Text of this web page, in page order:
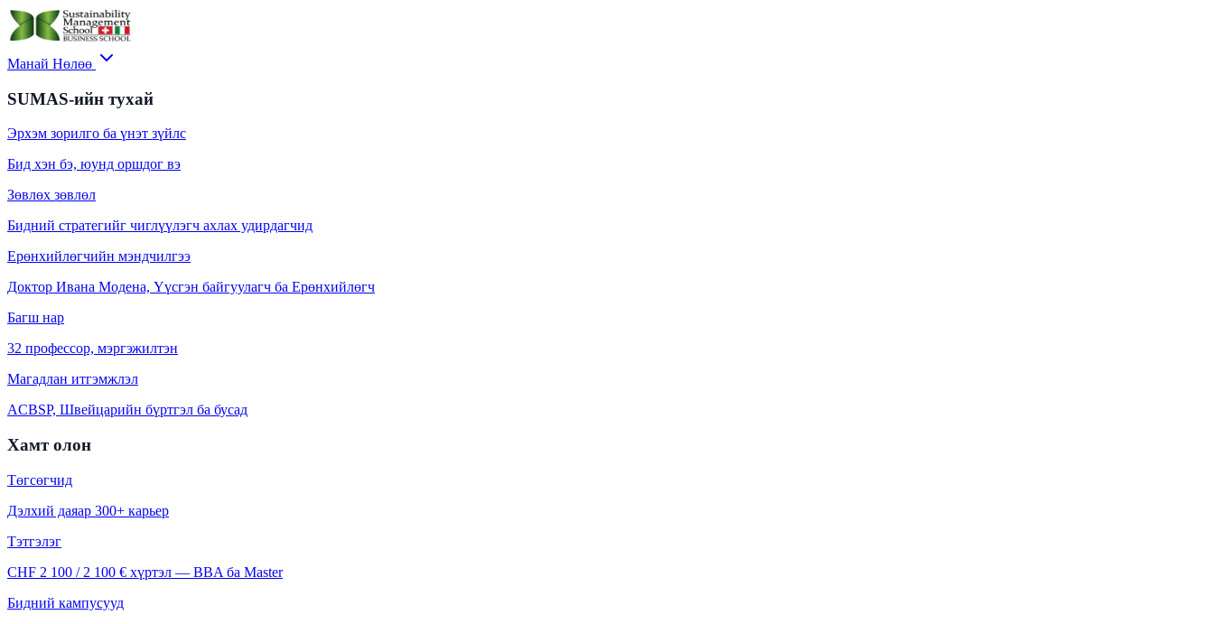
Манай Нөлөө
SUMAS-ийн тухай
Эрхэм зорилго ба үнэт зүйлс
Бид хэн бэ, юунд оршдог вэ
Зөвлөх зөвлөл
Бидний стратегийг чиглүүлэгч ахлах удирдагчид
Ерөнхийлөгчийн мэндчилгээ
Доктор Ивана Модена, Үүсгэн байгуулагч ба Ерөнхийлөгч
Багш нар
32 профессор, мэргэжилтэн
Магадлан итгэмжлэл
ACBSP, Швейцарийн бүртгэл ба бусад
Хамт олон
Төгсөгчид
Дэлхий даяар 300+ карьер
Тэтгэлэг
CHF 2 100 / 2 100 € хүртэл — BBA ба Master
Бидний кампусууд